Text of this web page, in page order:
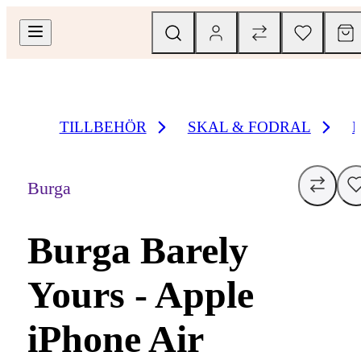
TILLBEHÖR SKAL & FODRAL
Burga
Burga Barely
Yours - Apple
iPhone Air